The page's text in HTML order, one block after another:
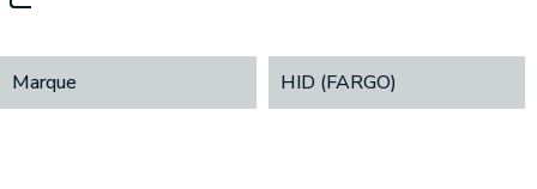
Marque HID (FARGO)